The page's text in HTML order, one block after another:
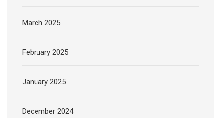
March 2025
February 2025
January 2025
December 2024